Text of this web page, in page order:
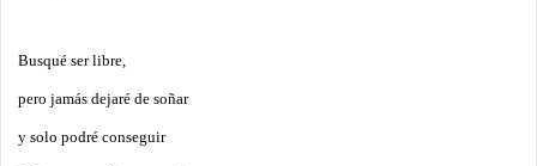
Busqué ser libre,
pero jamás dejaré de soñar
y solo podré conseguir